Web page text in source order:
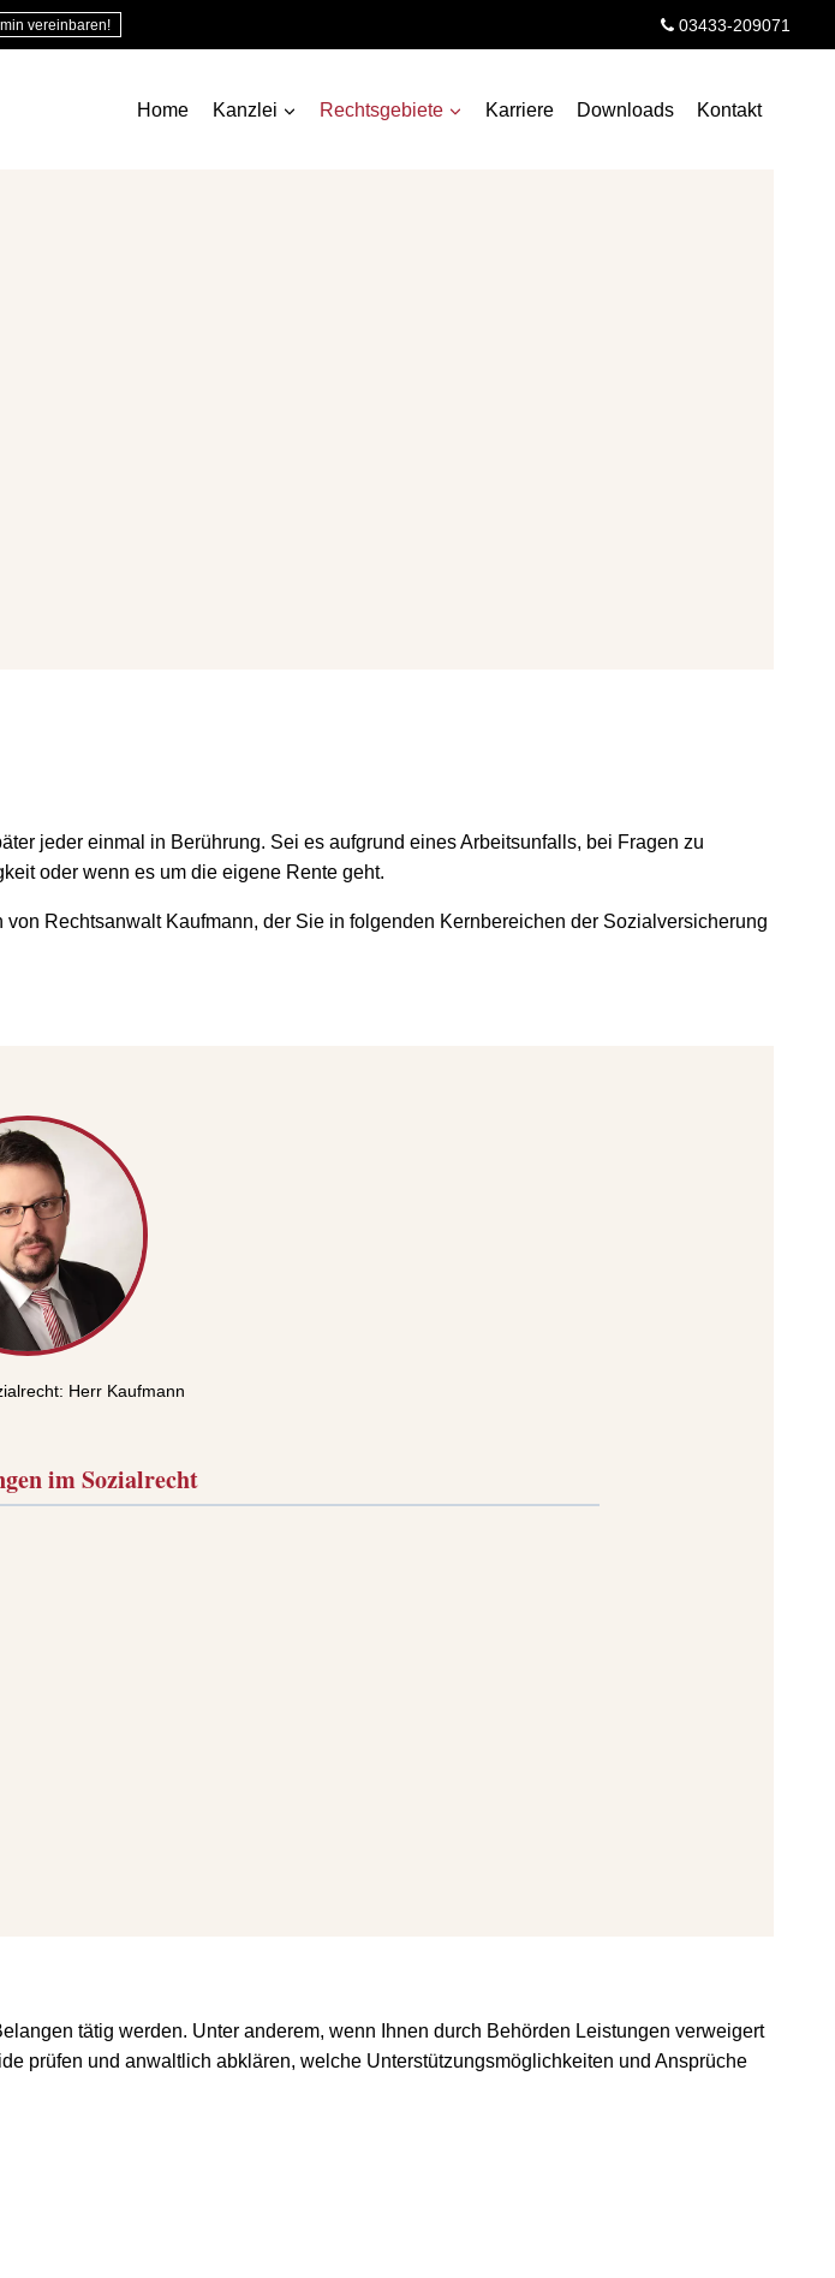
vereinbaren! 03433-209071
Home Kanzlei Rechtsgebiete Karriere Downloads Kontakt
jeder einmal in Berührung. Sei es aufgrund eines Arbeitsunfalls, bei Fragen zu
oder wenn es um die eigene Rente geht.
Rechtsanwalt Kaufmann, der Sie in folgenden Kernbereichen der Sozialversicherung
Herr Kaufmann
im Sozialrecht
tätig werden. Unter anderem, wenn Ihnen durch Behörden Leistungen verweigert
prüfen und anwaltlich abklären, welche Unterstützungsmöglichkeiten und Ansprüche